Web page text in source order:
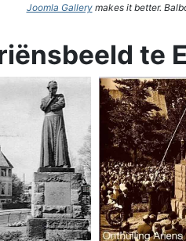
Joomla Gallerymakes it better.
te